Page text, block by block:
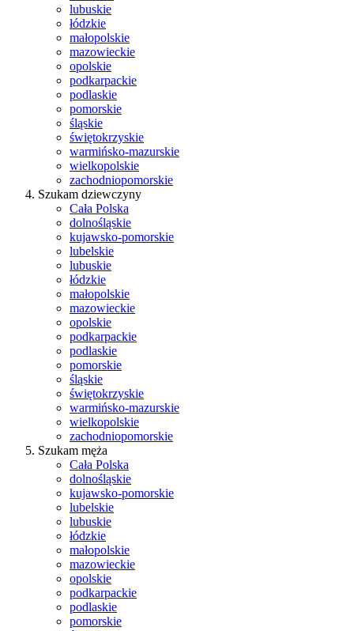
lubuskie
łódzkie
małopolskie
mazowieckie
opolskie
podkarpackie
podlaskie
pomorskie
śląskie
świętokrzyskie
warmińsko-mazurskie
wielkopolskie
zachodniopomorskie
Szukam dziewczyny
Cała Polska
dolnośląskie
kujawsko-pomorskie
lubelskie
lubuskie
łódzkie
małopolskie
mazowieckie
opolskie
podkarpackie
podlaskie
pomorskie
śląskie
świętokrzyskie
warmińsko-mazurskie
wielkopolskie
zachodniopomorskie
Szukam męża
Cała Polska
dolnośląskie
kujawsko-pomorskie
lubelskie
lubuskie
łódzkie
małopolskie
mazowieckie
opolskie
podkarpackie
podlaskie
pomorskie